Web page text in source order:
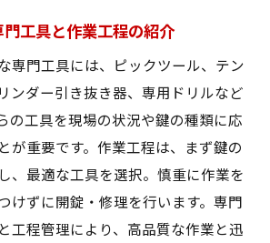
工具と作業工程の紹介
専門工具には、ピックツール、テン
ンダー引き抜き器、専用ドリルなど
の工具を現場の状況や鍵の種類に応
が重要です。作業工程は、まず鍵の
、最適な工具を選択。慎重に作業を
けずに開錠・修理を行います。専門
工程管理により、高品質な作業と迅